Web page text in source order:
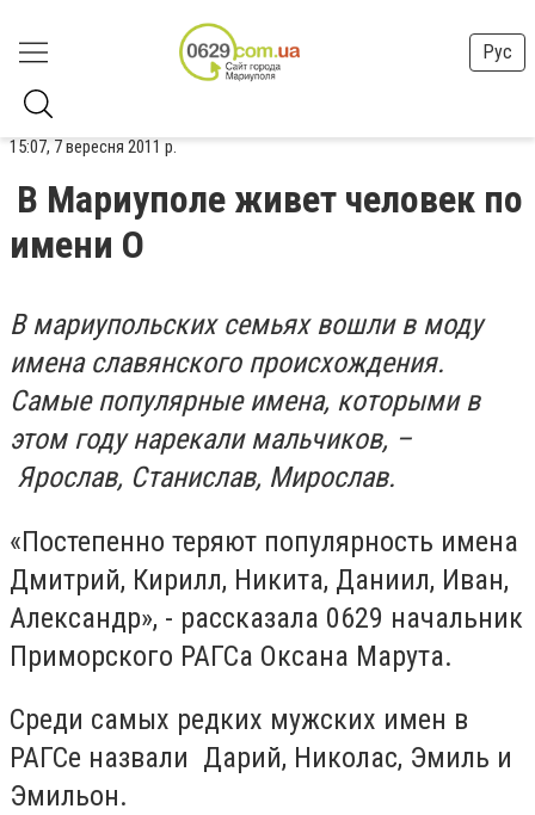
Рус
15:07, 7 вересня 2011 р.
В Мариуполе живет человек по
имени О
В мариупольских семьях вошли в моду
имена славянского происхождения.
Самые популярные имена, которыми в
этом году нарекали мальчиков, –
Ярослав, Станислав, Мирослав.
«Постепенно теряют популярность имена
Дмитрий, Кирилл, Никита, Даниил, Иван,
Александр», - рассказала 0629 начальник
Приморского РАГСа Оксана Марута.
Среди самых редких мужских имен в
РАГСе назвали Дарий, Николас, Эмиль и
Эмильон.